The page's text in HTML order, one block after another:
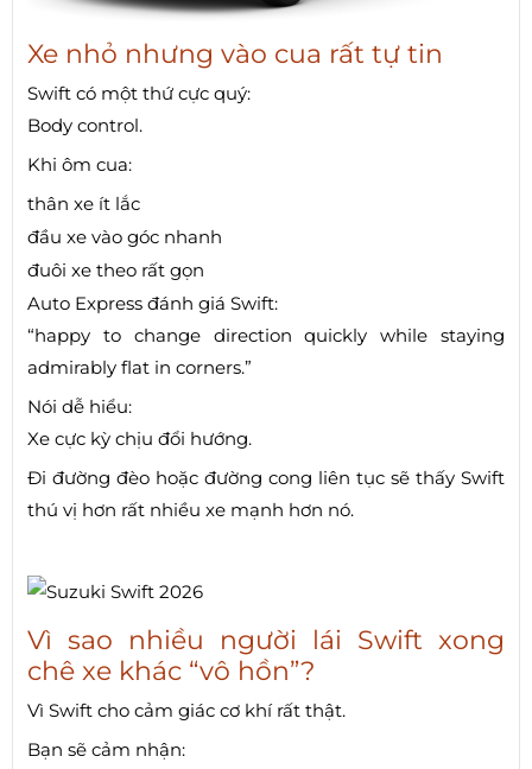
Xe nhỏ nhưng vào cua rất tự tin
Swift có một thứ cực quý:
Body control.
Khi ôm cua:
thân xe ít lắc
đầu xe vào góc nhanh
đuôi xe theo rất gọn
Auto Express đánh giá Swift:
“happy to change direction quickly while staying
admirably flat in corners.”
Nói dễ hiểu:
Xe cực kỳ chịu đổi hướng.
Đi đường đèo hoặc đường cong liên tục sẽ thấy Swift
thú vị hơn rất nhiều xe mạnh hơn nó.
Vì sao nhiều người lái Swift xong
chê xe khác “vô hồn”?
Vì Swift cho cảm giác cơ khí rất thật.
Bạn sẽ cảm nhận: